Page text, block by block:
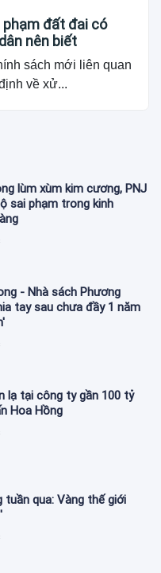
phạm đất đai có
nên biết
sách mới liên quan
về xử...
lùm xùm kim cương, PNJ
sai phạm trong kinh
- Nhà sách Phương
tay sau chưa đầy 1 năm
lạ tại công ty gần 100 tỷ
Hoa Hồng
tuần qua: Vàng thế giới